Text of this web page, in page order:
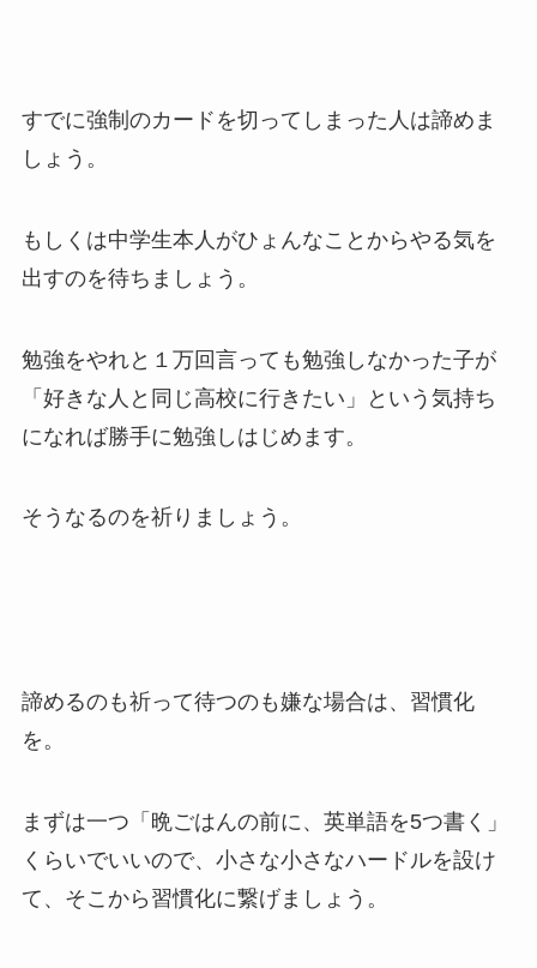
すでに強制のカードを切ってしまった人は諦めま
しょう。
もしくは中学生本人がひょんなことからやる気を
出すのを待ちましょう。
勉強をやれと１万回言っても勉強しなかった子が
「好きな人と同じ高校に行きたい」という気持ち
になれば勝手に勉強しはじめます。
そうなるのを祈りましょう。
諦めるのも祈って待つのも嫌な場合は、習慣化
を。
まずは一つ「晩ごはんの前に、英単語を5つ書く」
くらいでいいので、小さな小さなハードルを設け
て、そこから習慣化に繋げましょう。